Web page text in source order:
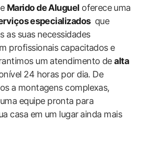
Marido de Aluguel oferece ⁢uma
⁢especializados⁤ que
as suas necessidades
profissionais capacitados e
um‍ atendimento dealta
​24 horas ​por​ dia. De
a ⁤montagens complexas,
equipe pronta para
casa em um‍ lugar ⁤ainda mais